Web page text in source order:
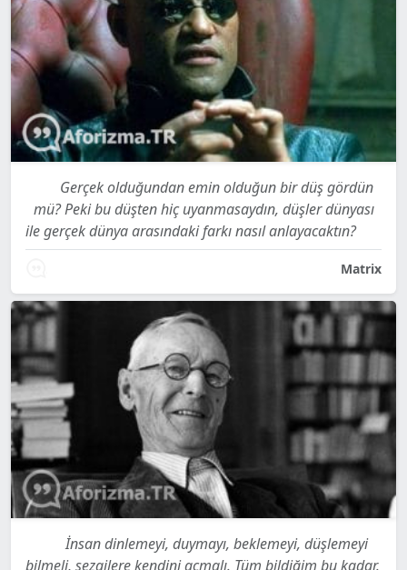
Gerçek olduğundan emin olduğun bir düş gördün
mü? Peki bu düşten hiç uyanmasaydın, düşler dünyası
ile gerçek dünya arasındaki farkı nasıl anlayacaktın?
Matrix
İnsan dinlemeyi, duymayı, beklemeyi, düşlemeyi
bilmeli, sezgilere kendini açmalı. Tüm bildiğim bu kadar.